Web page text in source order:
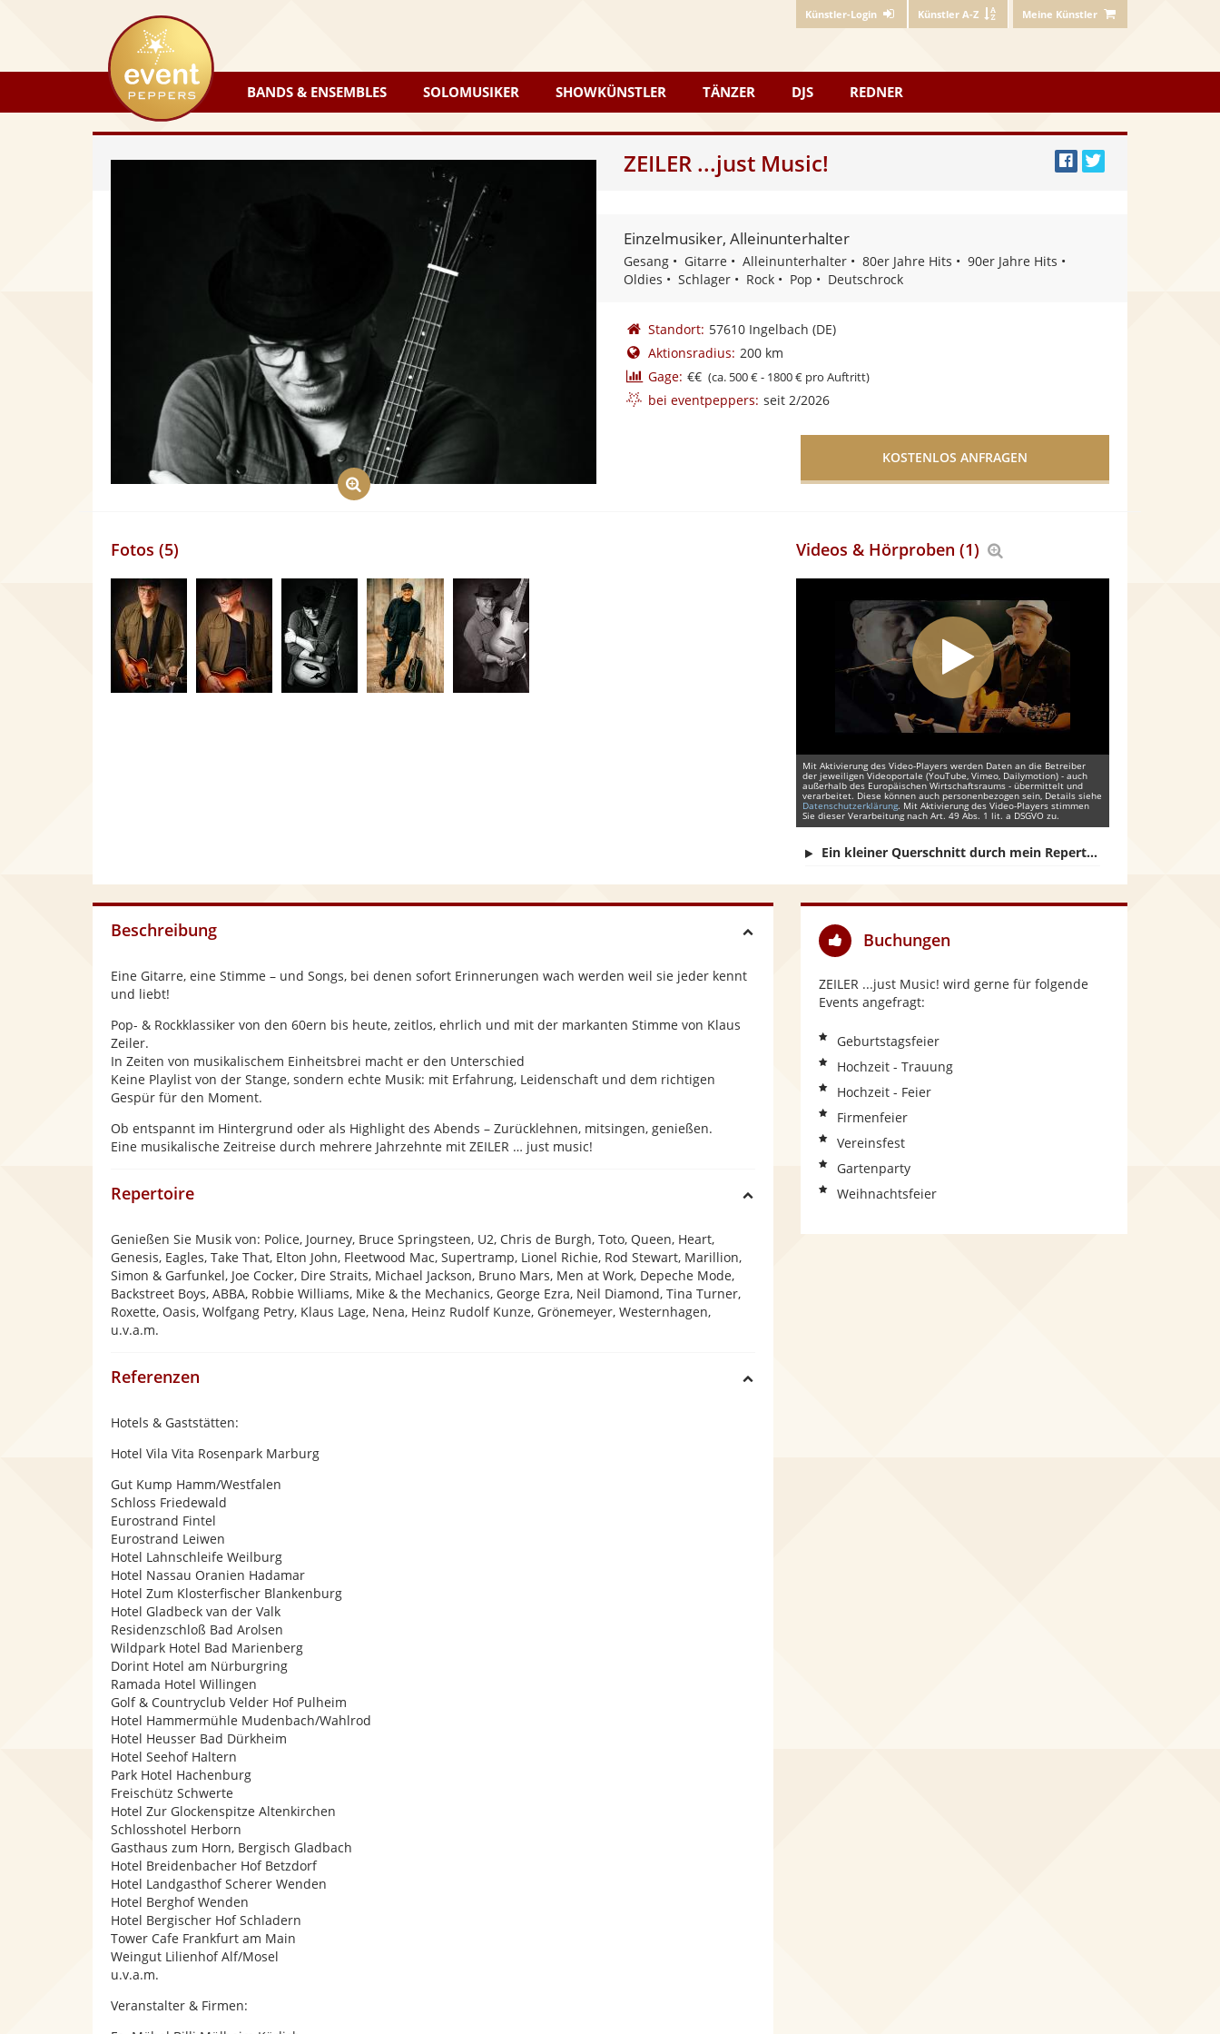
Künstler-Login Künstler A-Z Meine Künstler
eventpeppers
BANDS & ENSEMBLES SOLOMUSIKER SHOWKÜNSTLER TÄNZER DJS REDNER
ZEILER ...just Music!
Einzelmusiker, Alleinunterhalter
Gesang Gitarre Alleinunterhalter 80er Jahre Hits
90er Jahre Hits
Oldies
Schlager Rock Pop Deutschrock
Standort: 57610 Ingelbach (DE)
Aktionsradius: 200 km
Gage: €€ (ca. 500 € - 1800 € pro Auftritt)
bei eventpeppers: seit 2/2026
Fotos (5) Videos & Hörproben (1)
Mit Aktivierung des Video-Players werden Daten an die Betreiber
der jeweiligen Videoportale (YouTube, Vimeo, Dailymotion) - auch
außerhalb des Europäischen Wirtschaftsraums - übermittelt und
verarbeitet. Diese können auch personenbezogen sein, Details siehe
Datenschutzerklärung. Mit Aktivierung des Video-Players stimmen
Sie dieser Verarbeitung nach Art. 49 Abs. 1 lit. a DSGVO zu.
Ein kleiner Querschnitt durch mein Repertoire - Live aufgenommen bei einem Soundcheck 2022
Beschreibung
Eine Gitarre, eine Stimme – und Songs, bei denen sofort Erinnerungen wach werden weil sie jeder kennt
und liebt!
Pop- & Rockklassiker von den 60ern bis heute, zeitlos, ehrlich und mit der markanten Stimme von Klaus
Zeiler.
In Zeiten von musikalischem Einheitsbrei macht er den Unterschied
Keine Playlist von der Stange, sondern echte Musik: mit Erfahrung, Leidenschaft und dem richtigen
Gespür für den Moment.
Ob entspannt im Hintergrund oder als Highlight des Abends – Zurücklehnen, mitsingen, genießen.
Eine musikalische Zeitreise durch mehrere Jahrzehnte mit ZEILER … just music!
Repertoire
Genießen Sie Musik von: Police, Journey, Bruce Springsteen, U2, Chris de Burgh, Toto, Queen, Heart,
Genesis, Eagles, Take That, Elton John, Fleetwood Mac, Supertramp, Lionel Richie, Rod Stewart, Marillion,
Simon & Garfunkel, Joe Cocker, Dire Straits, Michael Jackson, Bruno Mars, Men at Work, Depeche Mode,
Backstreet Boys, ABBA, Robbie Williams, Mike & the Mechanics, George Ezra, Neil Diamond, Tina Turner,
Roxette, Oasis, Wolfgang Petry, Klaus Lage, Nena, Heinz Rudolf Kunze, Grönemeyer, Westernhagen,
u.v.a.m.
Referenzen
Hotels & Gaststätten:
Hotel Vila Vita Rosenpark Marburg
Gut Kump Hamm/Westfalen
Schloss Friedewald
Eurostrand Fintel
Eurostrand Leiwen
Hotel Lahnschleife Weilburg
Hotel Nassau Oranien Hadamar
Hotel Zum Klosterfischer Blankenburg
Hotel Gladbeck van der Valk
Residenzschloß Bad Arolsen
Wildpark Hotel Bad Marienberg
Dorint Hotel am Nürburgring
Ramada Hotel Willingen
Golf & Countryclub Velder Hof Pulheim
Hotel Hammermühle Mudenbach/Wahlrod
Hotel Heusser Bad Dürkheim
Hotel Seehof Haltern
Park Hotel Hachenburg
Freischütz Schwerte
Hotel Zur Glockenspitze Altenkirchen
Schlosshotel Herborn
Gasthaus zum Horn, Bergisch Gladbach
Hotel Breidenbacher Hof Betzdorf
Hotel Landgasthof Scherer Wenden
Hotel Berghof Wenden
Hotel Bergischer Hof Schladern
Tower Cafe Frankfurt am Main
Weingut Lilienhof Alf/Mosel
u.v.a.m.
Veranstalter & Firmen:
Buchungen
ZEILER ...just Music! wird gerne für folgende
Events angefragt:
Geburtstagsfeier
Hochzeit - Trauung
Hochzeit - Feier
Firmenfeier
Vereinsfest
Gartenparty
Weihnachtsfeier